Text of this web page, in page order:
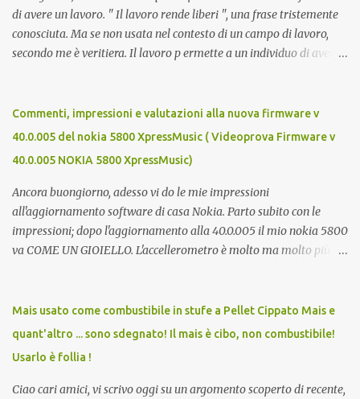
di avere un lavoro. " Il lavoro rende liberi ", una frase tristemente
conosciuta. Ma se non usata nel contesto di un campo di lavoro,
secondo me è veritiera. Il lavoro p ermette a un individuo di avere
libertà. Mi auguro dunque questo elenco possa essere d'aiuto.
Buona fortuna a tutti e buona giornata, Luca Zecca Jooble Trovit
CercoLavoro.com Motore Lavoro Subito.it (Sezione OFFERTE DI
LAVORO) Info Jobs
Commenti, impressioni e valutazioni alla nuova firmware v
40.0.005 del nokia 5800 XpressMusic ( Videoprova Firmware v
40.0.005 NOKIA 5800 XpressMusic)
Ancora buongiorno, adesso vi do le mie impressioni
all'aggiornamento software di casa Nokia. Parto subito con le
impressioni; dopo l'aggiornamento alla 40.0.005 il mio nokia 5800
va COME UN GIOIELLO. L'accellerometro è molto ma molto più
possono aggiungere più foto di persone e quindi più contatti
direttamente sulla home. Parere totalemente positivo,
allora un video del nokia aggiornato... Buona visione e ancora
buona domenica, Luca Zecca Ecco i miglioramenti apportati
Mais usato come combustibile in stufe a Pellet Cippato Mais e
quant'altro ... sono sdegnato! Il mais è cibo, non combustibile!
Usarlo è follia !
Ciao cari amici, vi scrivo oggi su un argomento scoperto di recente,